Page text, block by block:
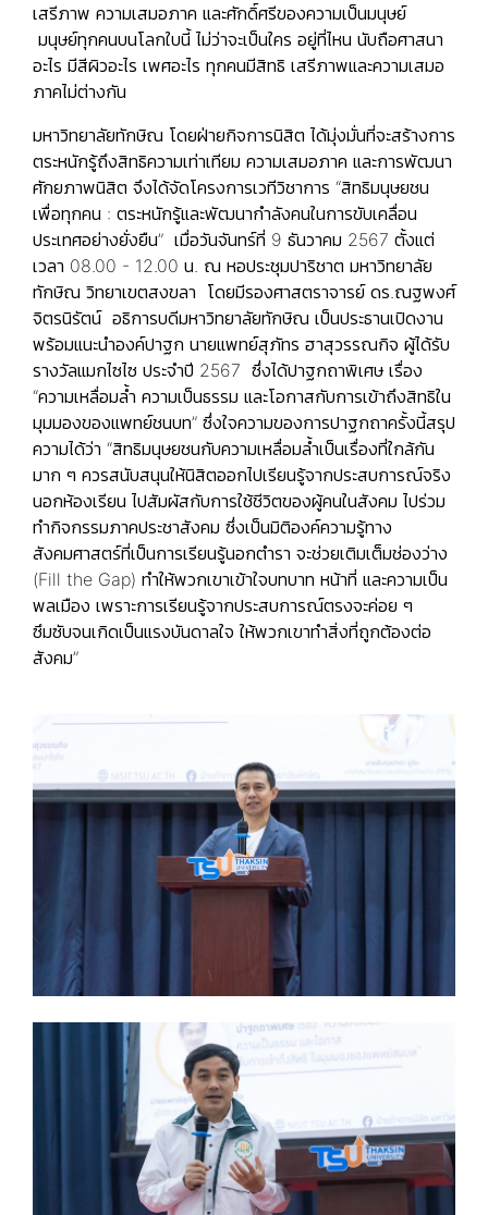
เสรีภาพ ความเสมอภาค และศักดิ์ศรีของความเป็นมนุษย์
มนุษย์ทุกคนบนโลกใบนี้ ไม่ว่าจะเป็นใคร อยู่ที่ไหน นับถือศาสนา
อะไร มีสีผิวอะไร เพศอะไร ทุกคนมีสิทธิ เสรีภาพและความเสมอ
ภาคไม่ต่างกัน
มหาวิทยาลัยทักษิณ โดยฝ่ายกิจการนิสิต ได้มุ่งมั่นที่จะสร้างการ
ตระหนักรู้ถึงสิทธิความเท่าเทียม ความเสมอภาค และการพัฒนา
ศักยภาพนิสิต จึงได้จัดโครงการเวทีวิชาการ “สิทธิมนุษยชน
เพื่อทุกคน : ตระหนักรู้และพัฒนากำลังคนในการขับเคลื่อน
ประเทศอย่างยั่งยืน” เมื่อวันจันทร์ที่ 9 ธันวาคม 2567 ตั้งแต่
เวลา 08.00 - 12.00 น. ณ หอประชุมปาริชาต มหาวิทยาลัย
ทักษิณ วิทยาเขตสงขลา โดยมีรองศาสตราจารย์ ดร.ณฐพงศ์
จิตรนิรัตน์ อธิการบดีมหาวิทยาลัยทักษิณ เป็นประธานเปิดงาน
พร้อมแนะนำองค์ปาฐก นายแพทย์สุภัทร ฮาสุวรรณกิจ ผู้ได้รับ
รางวัลแมกไซไซ ประจำปี 2567 ซึ่งได้ปาฐกถาพิเศษ เรื่อง
“ความเหลื่อมล้ำ ความเป็นธรรม และโอกาสกับการเข้าถึงสิทธิใน
มุมมองของแพทย์ชนบท” ซึ่งใจความของการปาฐกถาครั้งนี้สรุป
ความได้ว่า “สิทธิมนุษยชนกับความเหลื่อมล้ำเป็นเรื่องที่ใกล้กัน
มาก ๆ ควรสนับสนุนให้นิสิตออกไปเรียนรู้จากประสบการณ์จริง
นอกห้องเรียน ไปสัมผัสกับการใช้ชีวิตของผู้คนในสังคม ไปร่วม
ทำกิจกรรมภาคประชาสังคม ซึ่งเป็นมิติองค์ความรู้ทาง
สังคมศาสตร์ที่เป็นการเรียนรู้นอกตำรา จะช่วยเติมเต็มช่องว่าง
(Fill the Gap) ทำให้พวกเขาเข้าใจบทบาท หน้าที่ และความเป็น
พลเมือง เพราะการเรียนรู้จากประสบการณ์ตรงจะค่อย ๆ
ซึมซับจนเกิดเป็นแรงบันดาลใจ ให้พวกเขาทำสิ่งที่ถูกต้องต่อ
สังคม”